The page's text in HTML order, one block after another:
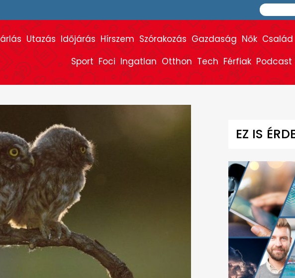
Utazás Időjárás Hírszem Szórakozás Gazdaság Nők Család
Sport Foci Ingatlan Otthon Tech Férfiak Podcast
EZ IS